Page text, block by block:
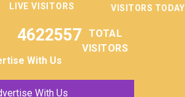
LIVE VISITORS VISITORS TODAY
4622557
TOTAL
VISITORS
With Us
With Us